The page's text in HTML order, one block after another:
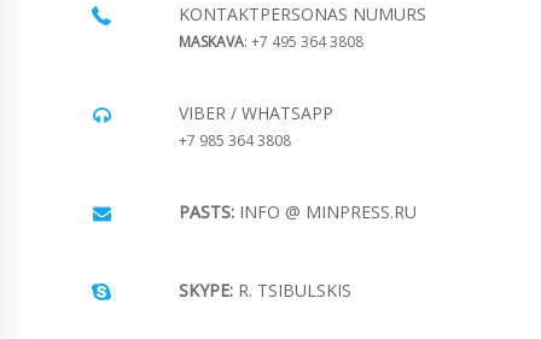
KONTAKTPERSONAS NUMURS
MASKAVA: +7 495 364 3808
VIBER / WHATSAPP
+7 985 364 3808
PASTS: INFO @ MINPRESS.RU
SKYPE: R. TSIBULSKIS